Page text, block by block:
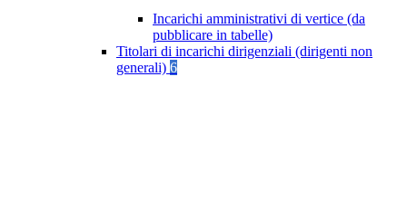
Incarichi amministrativi di vertice (da
pubblicare in tabelle)
Titolari di incarichi dirigenziali (dirigenti non
generali) 6